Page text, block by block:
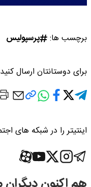
برچسب ها: پرسپولیس
برای دوستانتان ارسال کنید
اینتیتر را در شبکه های